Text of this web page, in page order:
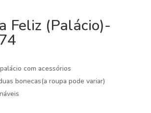
Feliz (Palácio)-
com acessórios
bonecas(a roupa pode variar)